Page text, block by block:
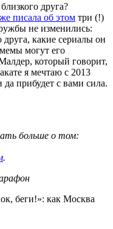
друга?
писала об этом три (!)
не изменились:
друга, какие сериалы он
могут его
который говорит,
я мечтаю с 2013
прибудет с вами сила.
больше о том:
.
беги!»: как Москва